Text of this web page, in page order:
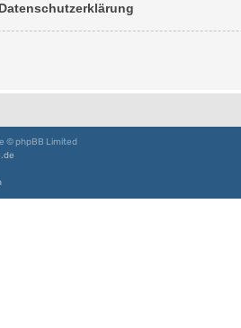
Datenschutzerklärung
© phpBB Limited